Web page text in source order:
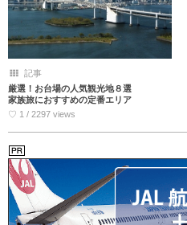
記事
厳選！お台場の人気観光地８選
家族旅におすすめの定番エリア
♡ 1 / 2297 views